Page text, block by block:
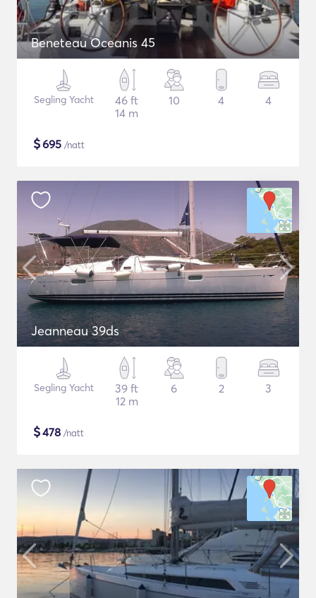
Beneteau Oceanis 45
Segling Yacht
46 ft
14 m
10 4 4
$695 /natt
Jeanneau 39ds
Segling Yacht
39 ft
12 m
6 2 3
$478 /natt